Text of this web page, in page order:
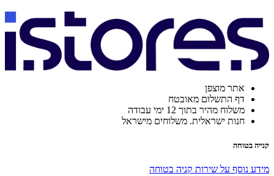
אתר מוצפן
דף התשלום מאובטח
משלוח מהיר בתוך 12 ימי עבודה
חנות ישראלית. משלוחים מישראל
קנייה בטוחה
מידע נוסף על שירות קניה בטוחה